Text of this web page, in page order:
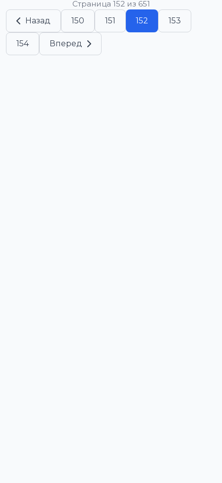
Страница 152 из 651
Назад
150 151 152 153
154 Вперед